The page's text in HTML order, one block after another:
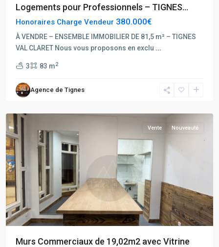
Logements pour Professionnels – TIGNES...
Honoraires Charge Vendeur 380.000€
À VENDRE – ENSEMBLE IMMOBILIER DE 81,5 m² – TIGNES
VAL CLARET Nous vous proposons en exclu ...
3 83 m2
Agence de Tignes
Alpes
Tignes
Tignes
Hauts
du
Claret,
Tignes
Val
Vente Nouveauté
Murs Commerciaux de 19,02m2 avec Vitrine